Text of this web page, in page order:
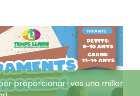
proporcionar-vos una millor